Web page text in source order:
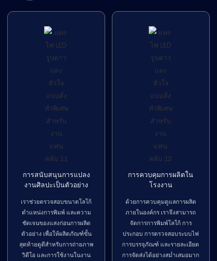
การสนับสนุนการแปลง
งานศิลปะเป็นตัวอย่าง
เราช่วยตรวจสอบขนาดโลโก้
ตำแหน่งการพิมพ์ และความ
ชัดเจนของแสงก่อนการผลิต
ตัวอย่าง เพื่อให้ผลิตภัณฑ์ขั้น
สุดท้ายดูดีสำหรับการถ่ายภาพ
วิดีโอ และการใช้งานในงาน
การควบคุมการผลิตใน
โรงงาน
ด้วยการควบคุมดูแลการผลิต
ภายในองค์กร เราจึงสามารถ
จัดการการพิมพ์โลโก้ การ
ประกอบ การตรวจสอบระบบไฟ
การบรรจุภัณฑ์ และรายละเอียด
การจัดส่งได้อย่างสม่ำเสมอมาก